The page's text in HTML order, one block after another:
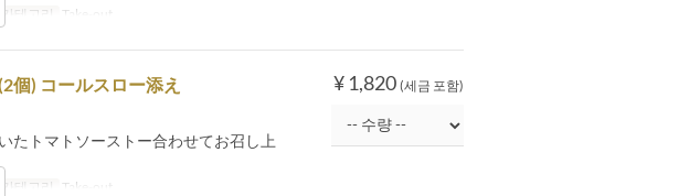
테고리 Take-out
¥ 1,820 (세금 포함)
個) コールスロー添え
たトマトソーストー合わせてお召し上
테고리 Take-out